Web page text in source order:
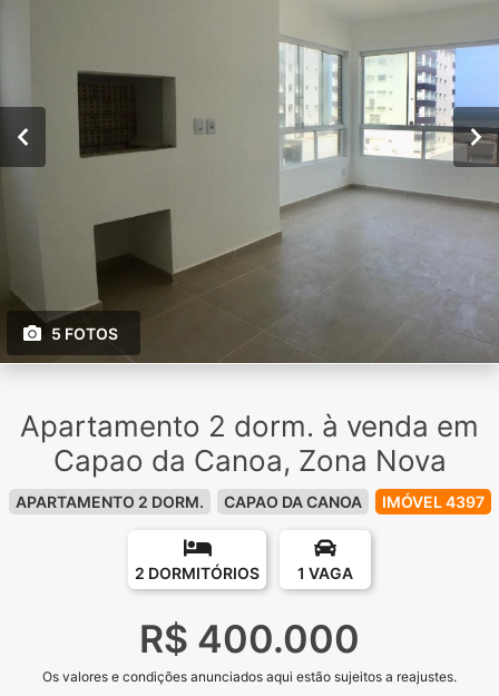
5 FOTOS
Apartamento 2 dorm. à venda em
Capao da Canoa, Zona Nova
APARTAMENTO 2 DORM. CAPAO DA CANOA IMÓVEL 4397
2 DORMITÓRIOS 1 VAGA
R$ 400.000
Os valores e condições anunciados aqui estão sujeitos a reajustes.